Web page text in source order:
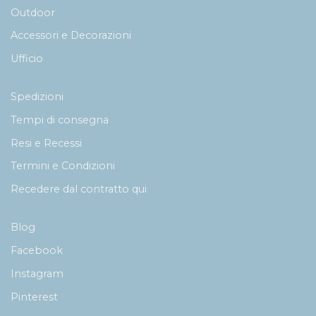
Outdoor
Accessori e Decorazioni
Ufficio
Spedizioni
Tempi di consegna
Resi e Recessi
Termini e Condizioni
Recedere dal contratto qui
Blog
Facebook
Instagram
Pinterest